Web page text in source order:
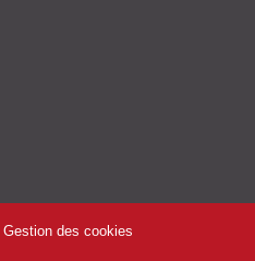
Gestion des cookies